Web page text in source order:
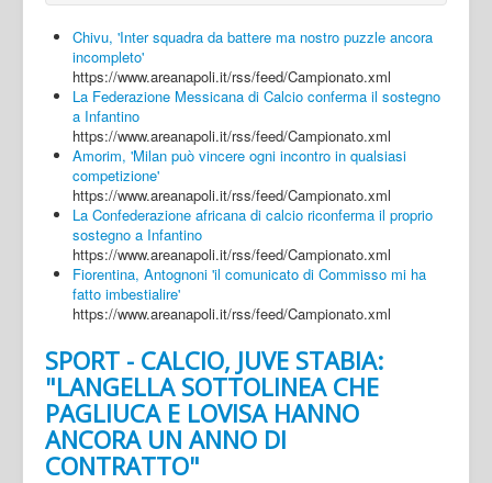
Chivu, 'Inter squadra da battere ma nostro puzzle ancora
incompleto'
https://www.areanapoli.it/rss/feed/Campionato.xml
La Federazione Messicana di Calcio conferma il sostegno
a Infantino
https://www.areanapoli.it/rss/feed/Campionato.xml
Amorim, 'Milan può vincere ogni incontro in qualsiasi
competizione'
https://www.areanapoli.it/rss/feed/Campionato.xml
La Confederazione africana di calcio riconferma il proprio
sostegno a Infantino
https://www.areanapoli.it/rss/feed/Campionato.xml
Fiorentina, Antognoni 'il comunicato di Commisso mi ha
fatto imbestialire'
https://www.areanapoli.it/rss/feed/Campionato.xml
SPORT - CALCIO, JUVE STABIA:
"LANGELLA SOTTOLINEA CHE
PAGLIUCA E LOVISA HANNO
ANCORA UN ANNO DI
CONTRATTO"